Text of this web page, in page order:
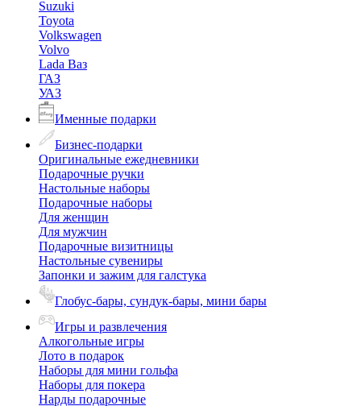
Suzuki
Toyota
Volkswagen
Volvo
Lada Ваз
ГАЗ
УАЗ
Именные подарки
Бизнес-подарки
Оригинальные ежедневники
Подарочные ручки
Настольные наборы
Подарочные наборы
Для женщин
Для мужчин
Подарочные визитницы
Настольные сувениры
Запонки и зажим для галстука
Глобус-бары, сундук-бары, мини бары
Игры и развлечения
Алкогольные игры
Лото в подарок
Наборы для мини гольфа
Наборы для покера
Нарды подарочные